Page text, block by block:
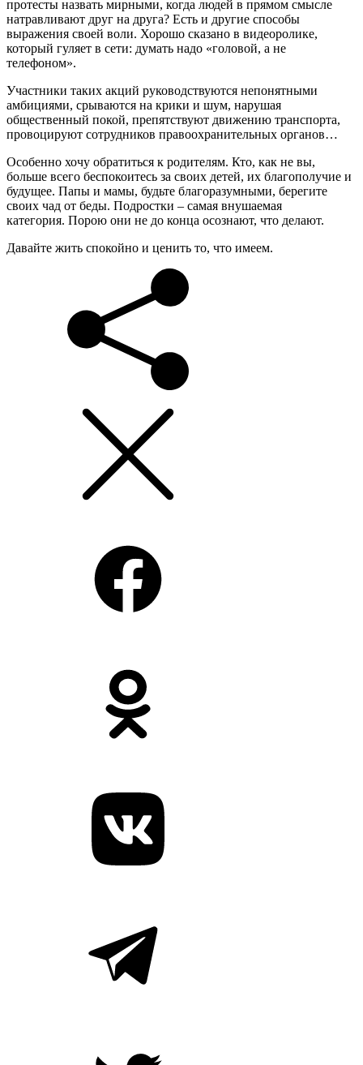
протесты назвать мирными, когда людей в прямом смысле
натравливают друг на друга? Есть и другие способы
выражения своей воли. Хорошо сказано в видеоролике,
который гуляет в сети: думать надо «головой, а не
телефоном».
Участники таких акций руководствуются непонятными
амбициями, срываются на крики и шум, нарушая
общественный покой, препятствуют движению транспорта,
провоцируют сотрудников правоохранительных органов…
Особенно хочу обратиться к родителям. Кто, как не вы,
больше всего беспокоитесь за своих детей, их благополучие и
будущее. Папы и мамы, будьте благоразумными, берегите
своих чад от беды. Подростки – самая внушаемая
категория. Порою они не до конца осознают, что делают.
Давайте жить спокойно и ценить то, что имеем.